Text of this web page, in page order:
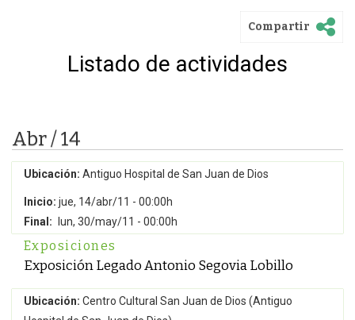
Compartir
Listado de actividades
Abr / 14
Ubicación: Antiguo Hospital de San Juan de Dios
Inicio: jue, 14/abr/11 - 00:00h
Final:
lun, 30/may/11 - 00:00h
Exposiciones
Exposición Legado Antonio Segovia Lobillo
Ubicación: Centro Cultural San Juan de Dios (Antiguo